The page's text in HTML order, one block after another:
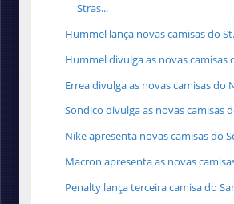
Stras...
Hummel lança novas camisas do
Hummel divulga as novas camisas
Errea divulga as novas camisas do
Sondico divulga as novas camisas
Nike apresenta novas camisas do
Macron apresenta as novas
Penalty lança terceira camisa do